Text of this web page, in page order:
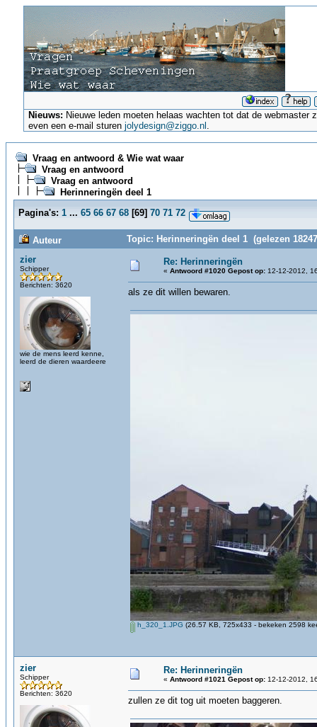
Nieuws: Nieuwe leden moeten helaas wachten tot dat de
even een e-mail sturenjolydesign@ziggo.nl .
Vraag en antwoord & Wie wat waar
Vraag en antwoord
Vraag en antwoord
Herinneringën deel 1
Pagina's: 1 ... 65 66 67 68 [69] 70 71 72
Auteur
Topic: Herinneringën deel 1 (gelezen
zier
Schipper
Berichten: 3620
wie de mens leerd kenne,
leerd de dieren waardeere
Re: Herinneringën
« Antwoord #1020 Gepost op: 12-12-2012,
als ze dit willen bewaren.
h_320_1.JPG (26.57 KB, 725x433 - bekeken 2598
zier
Schipper
Berichten: 3620
Re: Herinneringën
« Antwoord #1021 Gepost op: 12-12-2012,
zullen ze dit tog uit moeten baggeren.